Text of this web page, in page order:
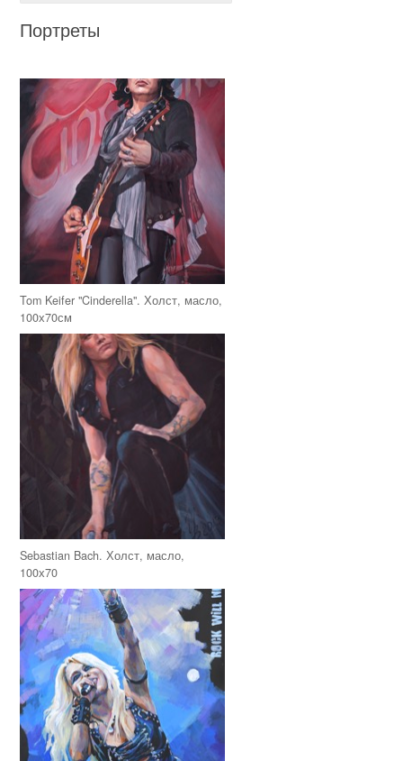
Портреты
Tom Keifer "Cinderella". Холст, масло,
100х70см
Sebastian Bach. Холст, масло,
100х70